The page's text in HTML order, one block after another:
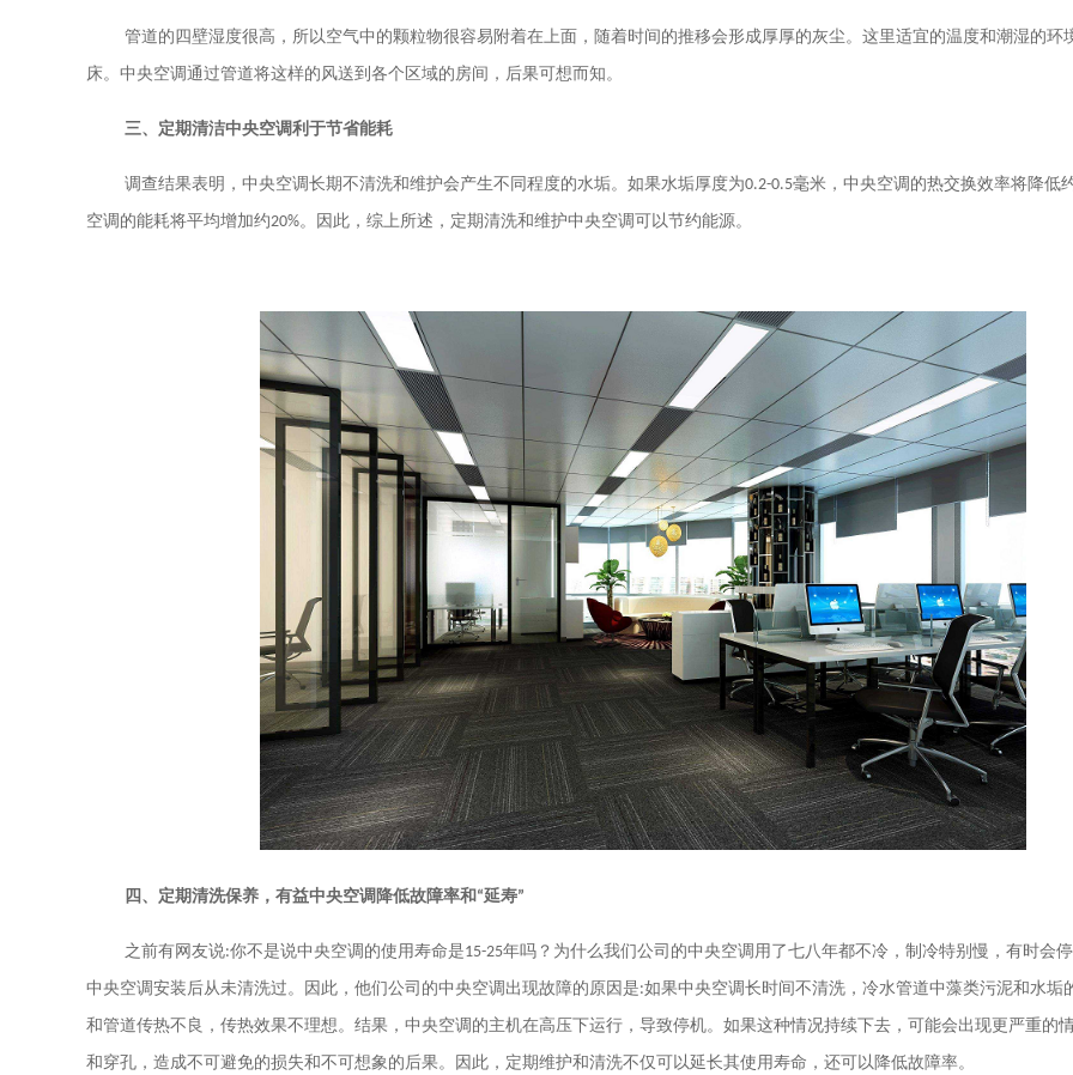
管道的四壁湿度很高，所以空气中的颗粒物很容易附着在上面，随着时间的推移会形成厚厚的灰尘。这里适宜的温度和潮湿的环
床。中央空调通过管道将这样的风送到各个区域的房间，后果可想而知。
三、定期清洁中央空调利于节省能耗
调查结果表明，中央空调长期不清洗和维护会产生不同程度的水垢。如果水垢厚度为0.2-0.5毫米，中央空调的热交换效率将降低
空调的能耗将平均增加约20%。因此，综上所述，定期清洗和维护中央空调可以节约能源。
四、定期清洗保养，有益中央空调降低故障率和“延寿”
之前有网友说:你不是说中央空调的使用寿命是15-25年吗？为什么我们公司的中央空调用了七八年都不冷，制冷特别慢，有时会
中央空调安装后从未清洗过。因此，他们公司的中央空调出现故障的原因是:如果中央空调长时间不清洗，冷水管道中藻类污泥和水垢
和管道传热不良，传热效果不理想。结果，中央空调的主机在高压下运行，导致停机。如果这种情况持续下去，可能会出现更严重的
和穿孔，造成不可避免的损失和不可想象的后果。因此，定期维护和清洗不仅可以延长其使用寿命，还可以降低故障率。